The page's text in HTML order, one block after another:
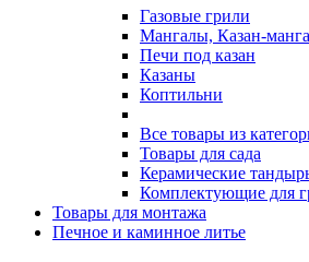
Газовые грили
Мангалы, Казан-
Печи под казан
Казаны
Коптильни
Все товары из
Товары для сада
Керамические
Комплектующие для
Товары для монтажа
Печное и каминное литье